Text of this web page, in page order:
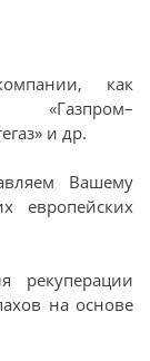
как
«Газпром–
и др.
Вашему
европейских
рекуперации
на основе